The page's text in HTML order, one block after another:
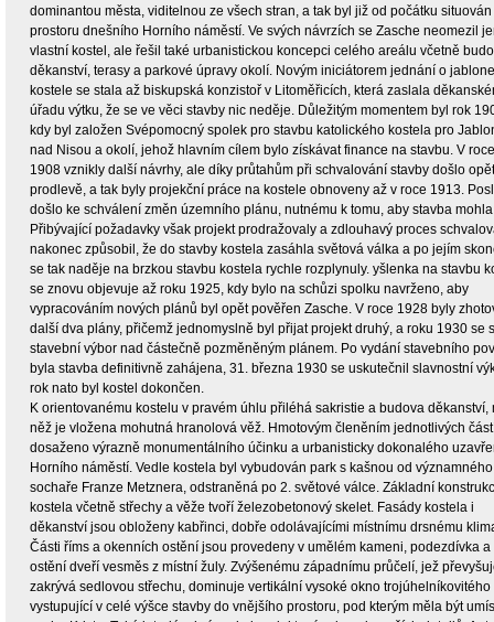
dominantou města, viditelnou ze všech stran, a tak byl již od počátku
prostoru dnešního Horního náměstí. Ve svých návrzích se Zasche neomezil
vlastní kostel, ale řešil také urbanistickou koncepci celého areálu včetně
děkanství, terasy a parkové úpravy okolí. Novým iniciátorem jednání o
kostele se stala až biskupská konzistoř v Litoměřicích, která zaslala
úřadu výtku, že se ve věci stavby nic neděje. Důležitým momentem byl rok
kdy byl založen Svépomocný spolek pro stavbu katolického kostela pro
nad Nisou a okolí, jehož hlavním cílem bylo získávat finance na stavbu. V roce
1908 vznikly další návrhy, ale díky průtahům při schvalování stavby došlo
prodlevě, a tak byly projekční práce na kostele obnoveny až v roce 1913.
došlo ke schválení změn územního plánu, nutnému k tomu, aby stavba
Přibývající požadavky však projekt prodražovaly a zdlouhavý proces
nakonec způsobil, že do stavby kostela zasáhla světová válka a po jejím
se tak naděje na brzkou stavbu kostela rychle rozplynuly. yšlenka na stavbu
se znovu objevuje až roku 1925, kdy bylo na schůzi spolku navrženo, aby
vypracováním nových plánů byl opět pověřen Zasche. V roce 1928 byly
další dva plány, přičemž jednomyslně byl přijat projekt druhý, a roku 1930 se
stavební výbor nad částečně pozměněným plánem. Po vydání stavebního
byla stavba definitivně zahájena, 31. března 1930 se uskutečnil slavnostní
rok nato byl kostel dokončen.
K orientovanému kostelu v pravém úhlu přiléhá sakristie a budova děkanství,
něž je vložena mohutná hranolová věž. Hmotovým členěním jednotlivých
dosaženo výrazně monumentálního účinku a urbanisticky dokonalého
Horního náměstí. Vedle kostela byl vybudován park s kašnou od významného
sochaře Franze Metznera, odstraněná po 2. světové válce. Základní
kostela včetně střechy a věže tvoří železobetonový skelet. Fasády kostela i
děkanství jsou obloženy kabřinci, dobře odolávajícími místnímu drsnému
Části říms a okenních ostění jsou provedeny v umělém kameni, podezdívka a
ostění dveří vesměs z místní žuly. Zvýšenému západnímu průčelí, jež
zakrývá sedlovou střechu, dominuje vertikální vysoké okno trojúhelníkovitého
vystupující v celé výšce stavby do vnějšího prostoru, pod kterým měla být